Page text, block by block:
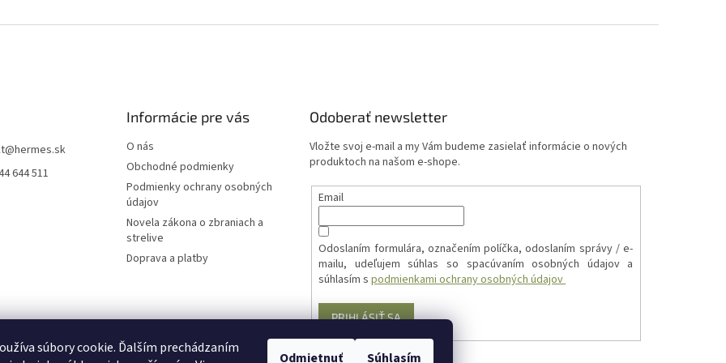
súbory cookie. Ďalším prechádzaním
Odmietnuť Súhlasím
@hermes.sk
644 511
Informácie pre vás
O nás
Obchodné podmienky
Podmienky ochrany osobných
údajov
Novela zákona o zbraniach a
strelive
Doprava a platby
Odoberať newsletter
Vložte svoj e-mail a my Vám budeme zasielať informácie o nových
produktoch na našom e-shope.
Email
Odoslaním formulára, označením políčka, odoslaním správy / e-
mailu, udeľujem súhlas so spacúvaním osobných údajov a
súhlasím spodmienkami ochrany osobných údajov
PRIHLÁSIŤ SA